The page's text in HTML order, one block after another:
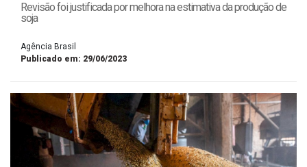
Revisão foi justificada por melhora na estimativa da produção de
soja
Agência Brasil
Publicado em: 29/06/2023